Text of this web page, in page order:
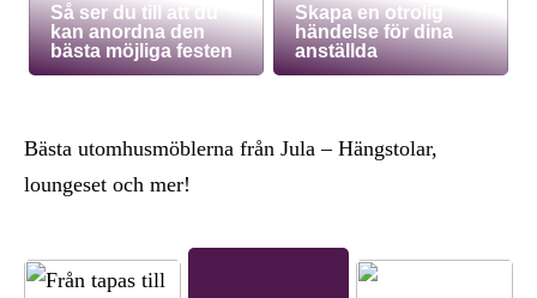
Så ser du till att du
kan anordna den
bästa möjliga festen
Skapa en otrolig
händelse för dina
anställda
Bästa utomhusmöblerna från Jula – Hängstolar,
loungeset och mer!